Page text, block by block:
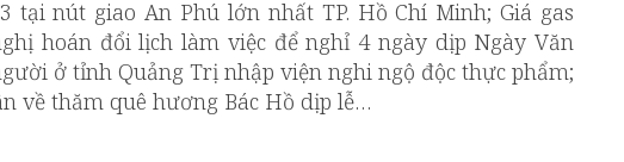
tại nút giao An Phú lớn nhất TP. Hồ Chí Minh; Giá gas
hoán đổi lịch làm việc để nghỉ 4 ngày dịp Ngày Văn
ở tỉnh Quảng Trị nhập viện nghi ngộ độc thực phẩm;
về thăm quê hương Bác Hồ dịp lễ…